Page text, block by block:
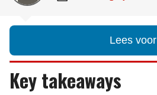
Lees voor
Key takeaways